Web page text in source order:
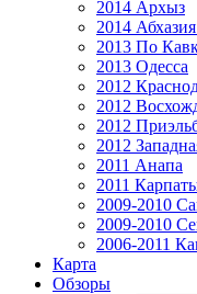
2014 Архыз
2014
2013 По
2013 Одесса
2012
2012
2012
2012
2011 Анапа
2011
2009-2010
2009-2010
2006-2011
Карта
Обзоры